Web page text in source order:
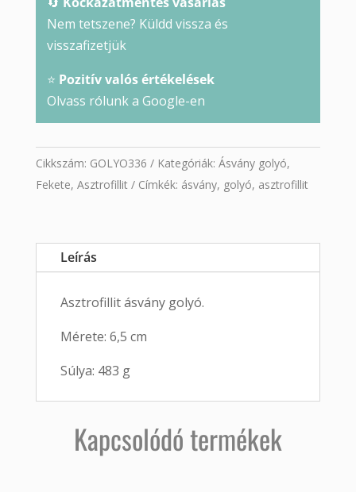
Nem tetszene? Küldd vissza és
visszafizetjük
⭐ Pozitív valós értékelések
Olvass rólunk a Google-en
Cikkszám: GOLYO336 Kategóriák: Ásvány golyó,
Fekete, Asztrofillit Címkék: ásvány, golyó, asztrofillit
Leírás
Asztrofillit ásvány golyó.
Mérete: 6,5 cm
Súlya: 483 g
Kapcsolódó termékek